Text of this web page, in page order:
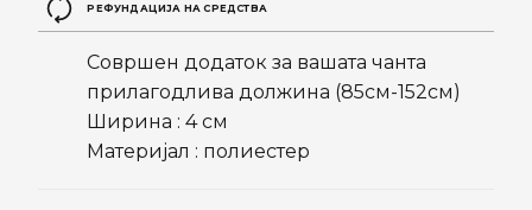
РЕФУНДАЦИЈА НА СРЕДСТВА
Совршен додаток за вашата чанта
прилагодлива должина (85см-152см)
Ширина : 4 см
Материјал : полиестер